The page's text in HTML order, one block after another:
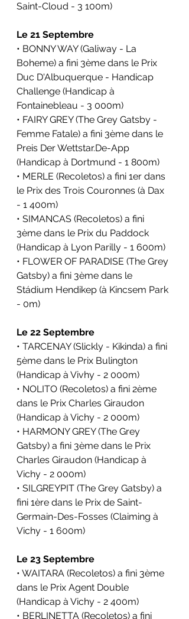
Saint-Cloud - 3 100m)
Le 21 Septembre
• BONNY WAY (Galiway - La
Boheme) a fini 3ème dans le Prix
Duc D'Albuquerque - Handicap
Challenge (Handicap à
Fontainebleau - 3 000m)
• FAIRY GREY (The Grey Gatsby -
Femme Fatale) a fini 3ème dans le
Preis Der Wettstar.De-App
(Handicap à Dortmund - 1 800m)
• MERLE (Recoletos) a fini 1er dans
le Prix des Trois Couronnes (à Dax
- 1 400m)
• SIMANCAS (Recoletos) a fini
3ème dans le Prix du Paddock
(Handicap à Lyon Parilly - 1 600m)
• FLOWER OF PARADISE (The Grey
Gatsby) a fini 3ème dans le
Stádium Hendikep (à Kincsem Park
- 0m)
Le 22 Septembre
• TARCENAY (Slickly - Kikinda) a fini
5ème dans le Prix Bulington
(Handicap à Vivhy - 2 000m)
• NOLITO (Recoletos) a fini 2ème
dans le Prix Charles Giraudon
(Handicap à Vichy - 2 000m)
• HARMONY GREY (The Grey
Gatsby) a fini 3ème dans le Prix
Charles Giraudon (Handicap à
Vichy - 2 000m)
• SILGREYPIT (The Grey Gatsby) a
fini 1ère dans le Prix de Saint-
Germain-Des-Fosses (Claiming à
Vichy - 1 600m)
Le 23 Septembre
• WAITARA (Recoletos) a fini 3ème
dans le Prix Agent Double
(Handicap à Vichy - 2 400m)
• BERLINETTA (Recoletos) a fini